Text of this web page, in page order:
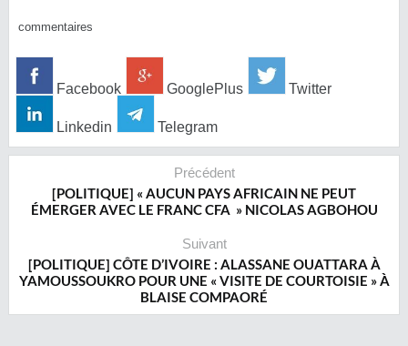
commentaires
Facebook GooglePlus Twitter
Linkedin Telegram
Précédent
[POLITIQUE] « AUCUN PAYS AFRICAIN NE PEUT
ÉMERGER AVEC LE FRANC CFA » NICOLAS AGBOHOU
Suivant
[POLITIQUE] CÔTE D’IVOIRE : ALASSANE OUATTARA À
YAMOUSSOUKRO POUR UNE « VISITE DE COURTOISIE » À
BLAISE COMPAORÉ